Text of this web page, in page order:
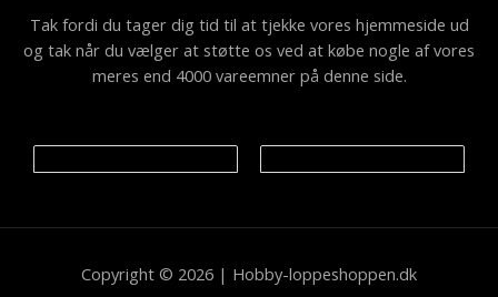
Tak fordi du tager dig tid til at tjekke vores hjemmeside ud
og tak når du vælger at støtte os ved at købe nogle af vores
meres end 4000 vareemner på denne side.
Copyright © 2026 | Hobby-loppeshoppen.dk